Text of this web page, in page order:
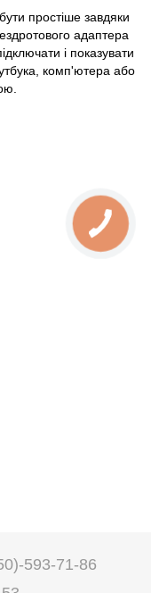
простіше завдяки
адаптера
і показувати
комп'ютера або
593-71-86